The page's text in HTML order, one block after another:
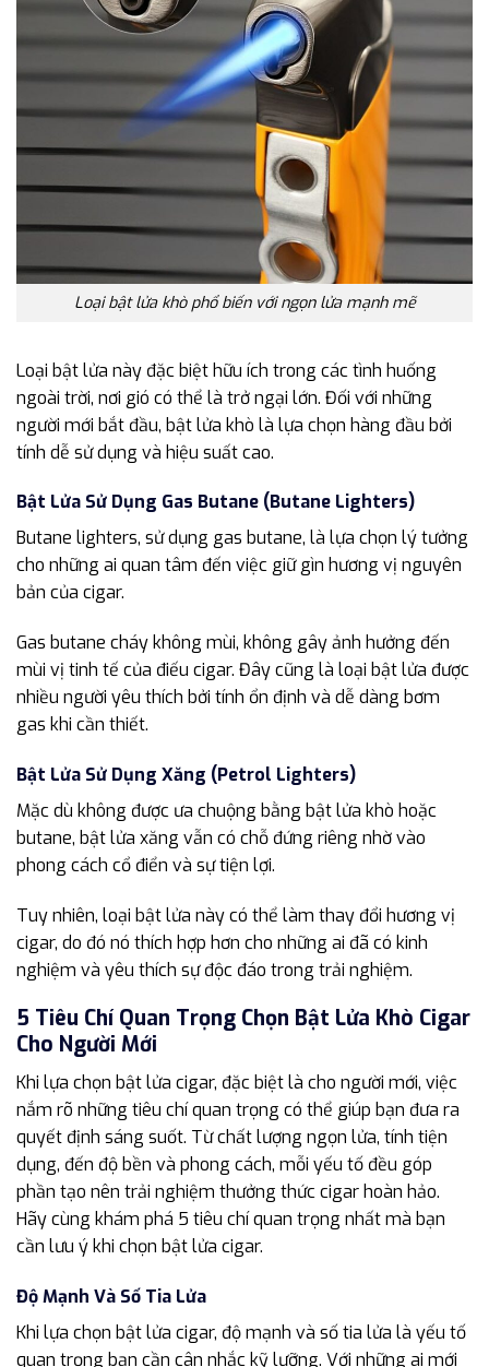
Loại bật lửa khò phổ biến với ngọn lửa mạnh mẽ
Loại bật lửa này đặc biệt hữu ích trong các tình huống
ngoài trời, nơi gió có thể là trở ngại lớn. Đối với những
người mới bắt đầu, bật lửa khò là lựa chọn hàng đầu bởi
tính dễ sử dụng và hiệu suất cao.
Bật Lửa Sử Dụng Gas Butane (Butane Lighters)
Butane lighters, sử dụng gas butane, là lựa chọn lý tưởng
cho những ai quan tâm đến việc giữ gìn hương vị nguyên
bản của cigar.
Gas butane cháy không mùi, không gây ảnh hưởng đến
mùi vị tinh tế của điếu cigar. Đây cũng là loại bật lửa được
nhiều người yêu thích bởi tính ổn định và dễ dàng bơm
gas khi cần thiết.
Bật Lửa Sử Dụng Xăng (Petrol Lighters)
Mặc dù không được ưa chuộng bằng bật lửa khò hoặc
butane, bật lửa xăng vẫn có chỗ đứng riêng nhờ vào
phong cách cổ điển và sự tiện lợi.
Tuy nhiên, loại bật lửa này có thể làm thay đổi hương vị
cigar, do đó nó thích hợp hơn cho những ai đã có kinh
nghiệm và yêu thích sự độc đáo trong trải nghiệm.
5 Tiêu Chí Quan Trọng Chọn Bật Lửa Khò Cigar
Cho Người Mới
Khi lựa chọn bật lửa cigar, đặc biệt là cho người mới, việc
nắm rõ những tiêu chí quan trọng có thể giúp bạn đưa ra
quyết định sáng suốt. Từ chất lượng ngọn lửa, tính tiện
dụng, đến độ bền và phong cách, mỗi yếu tố đều góp
phần tạo nên trải nghiệm thưởng thức cigar hoàn hảo.
Hãy cùng khám phá 5 tiêu chí quan trọng nhất mà bạn
cần lưu ý khi chọn bật lửa cigar.
Độ Mạnh Và Số Tia Lửa
Khi lựa chọn bật lửa cigar, độ mạnh và số tia lửa là yếu tố
quan trọng bạn cần cân nhắc kỹ lưỡng. Với những ai mới